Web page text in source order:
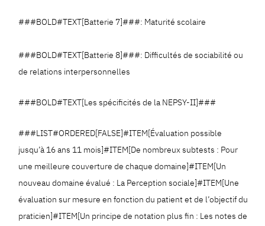
###BOLD#TEXT[Batterie 7]###: Maturité scolaire
###BOLD#TEXT[Batterie 8]###: Difficultés de sociabilité ou
de relations interpersonnelles
###BOLD#TEXT[Les spécificités de la NEPSY-II]###
###LIST#ORDERED[FALSE]#ITEM[Évaluation possible
jusqu’à 16 ans 11 mois]#ITEM[De nombreux subtests : Pour
une meilleure couverture de chaque domaine]#ITEM[Un
nouveau domaine évalué : La Perception sociale]#ITEM[Une
évaluation sur mesure en fonction du patient et de l’objectif du
praticien]#ITEM[Un principe de notation plus fin : Les notes de